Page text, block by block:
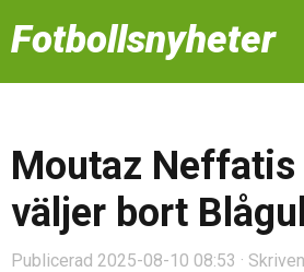
Fotbollsnyheter
Moutaz
väljer bort
Publicerad 2025-08-10 08:53 ·